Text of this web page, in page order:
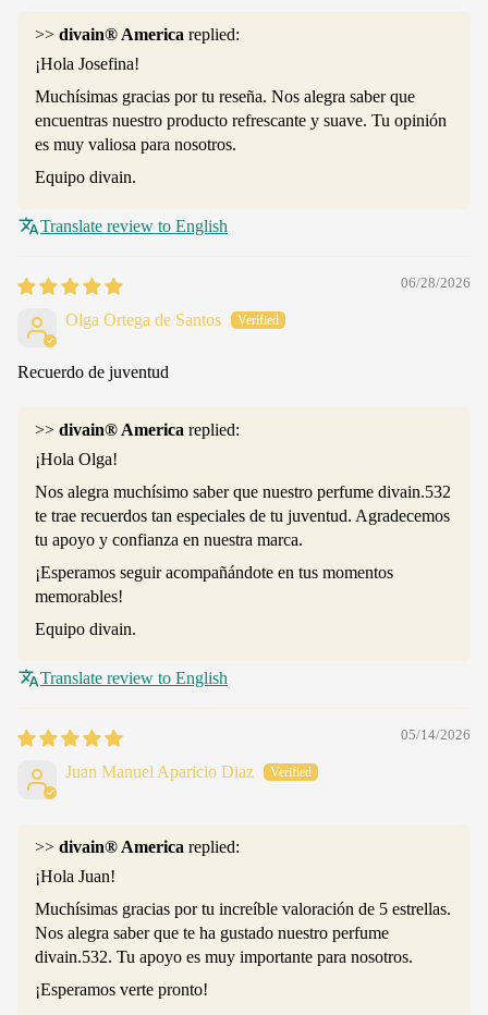
>> divain® America replied:
¡Hola Josefina!
Muchísimas gracias por tu reseña. Nos alegra saber que
encuentras nuestro producto refrescante y suave. Tu opinión
es muy valiosa para nosotros.
Equipo divain.
Translate review to English
06/28/2026
Olga Ortega de Santos
Recuerdo de juventud
>> divain® America replied:
¡Hola Olga!
Nos alegra muchísimo saber que nuestro perfume divain.532
te trae recuerdos tan especiales de tu juventud. Agradecemos
tu apoyo y confianza en nuestra marca.
¡Esperamos seguir acompañándote en tus momentos
memorables!
Equipo divain.
Translate review to English
05/14/2026
Juan Manuel Aparicio Diaz
>> divain® America replied:
¡Hola Juan!
Muchísimas gracias por tu increíble valoración de 5 estrellas.
Nos alegra saber que te ha gustado nuestro perfume
divain.532. Tu apoyo es muy importante para nosotros.
¡Esperamos verte pronto!